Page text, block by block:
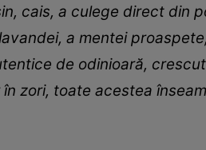
cais, a culege direct din
a mentei
de odinioară,
zori, toate acestea